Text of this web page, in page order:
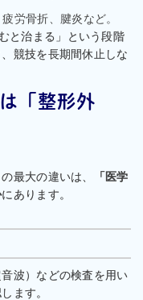
労骨折、腱炎など。
と治まる」という段階
競技を長期間休止しな
「整形外
最大の違いは、
「医学
にあります。
波）などの検査を用い
ます。